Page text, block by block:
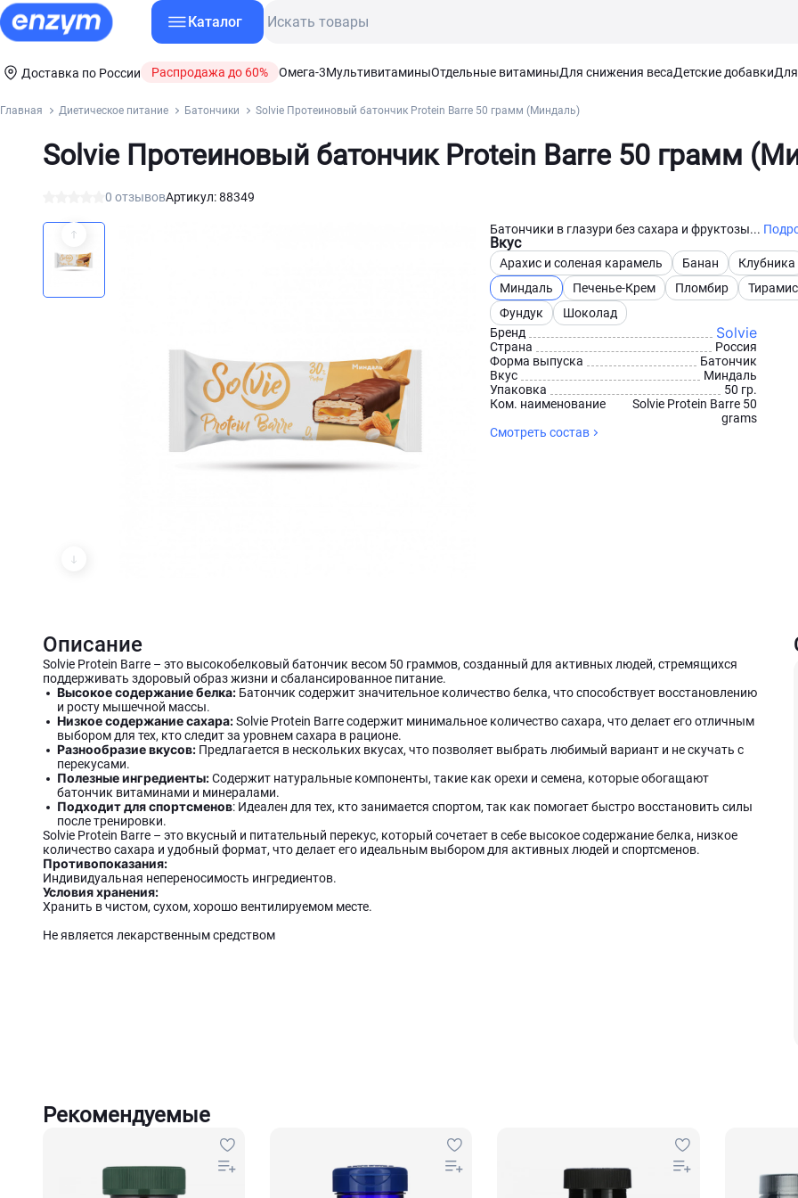
Каталог
Доставка по России Распродажа до 60% Омега-3МультивитаминыОтдельные витаминыДля снижения весаДетские добавки
Главная Диетическое питание Батончики Solvie Протеиновый батончик Protein Barre 50 грамм (Миндаль)
Solvie Протеиновый батончик Protein Barre 50 грамм
0 отзывовАртикул: 88349
Батончики в глазури без сахара и фруктозы...
Вкус
Арахис и соленая карамель Банан
Клубника
Миндаль
Печенье-Крем Пломбир
Фундук
Шоколад
Бренд
Solvie
Страна
Россия
Форма выпуска
Батончик
Вкус
Миндаль
Упаковка
50 гр.
Ком. наименование
Solvie Protein Barre 50
grams
Смотреть состав
Описание
Solvie Protein Barre – это высокобелковый батончик весом 50 граммов, созданный для активных людей, стремящихся
поддерживать здоровый образ жизни и сбалансированное питание.
Высокое содержание белка: Батончик содержит значительное количество белка, что способствует восстановлению
и росту мышечной массы.
Низкое содержание сахара:Solvie Protein Barre содержит минимальное количество сахара, что делает его отличным
выбором для тех, кто следит за уровнем сахара в рационе.
Разнообразие вкусов: Предлагается в нескольких вкусах, что позволяет выбрать любимый вариант и не скучать с
перекусами.
Полезные ингредиенты:Содержит натуральные компоненты, такие как орехи и семена, которые обогащают
батончик витаминами и минералами.
Подходит для спортсменов: Идеален для тех, кто занимается спортом, так как помогает быстро восстановить силы
после тренировки.
Solvie Protein Barre – это вкусный и питательный перекус, который сочетает в себе высокое содержание белка, низкое
количество сахара и удобный формат, что делает его идеальным выбором для активных людей и спортсменов.
Противопоказания:
Индивидуальная непереносимость ингредиентов.
Условия хранения:
Хранить в чистом, сухом, хорошо вентилируемом месте.
Не является лекарственным средством
Рекомендуемые